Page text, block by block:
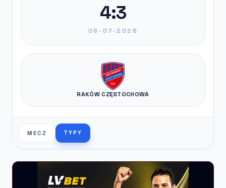
4:3
08-07-2026
RAKÓW CZĘSTOCHOWA
MECZ TYPY